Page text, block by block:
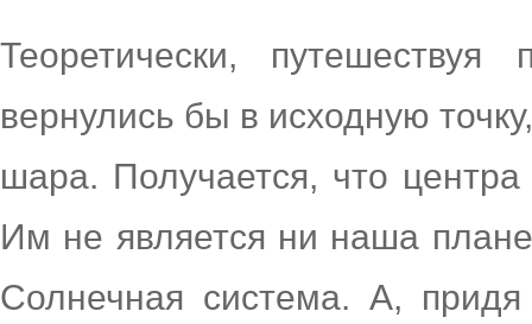
Теоретически,
вернулись бы в исходную
шара. Получается, что
Им не является ни наша
Солнечная система. А,